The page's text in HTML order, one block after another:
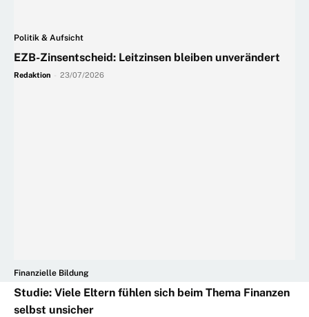
Politik & Aufsicht
EZB-Zinsentscheid: Leitzinsen bleiben unverändert
Redaktion 23/07/2026
Finanzielle Bildung
Studie: Viele Eltern fühlen sich beim Thema Finanzen
selbst unsicher